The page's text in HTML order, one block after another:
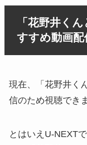
「花野井く
すすめ動画配
現在、「花野井く
信のため視聴でき
とはいえU-NEXT